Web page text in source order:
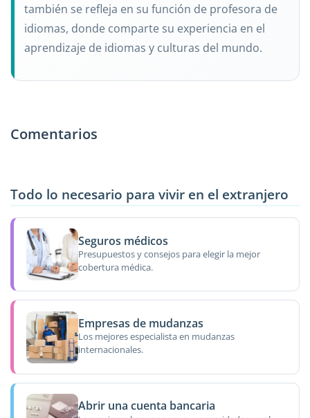
también se refleja en su función de profesora de
idiomas, donde comparte su experiencia en el
aprendizaje de idiomas y culturas del mundo.
Comentarios
Todo lo necesario para vivir en el extranjero
Seguros médicos
Presupuestos y consejos para elegir la mejor
cobertura médica.
Empresas de mudanzas
Los mejores especialista en mudanzas
internacionales.
Abrir una cuenta bancaria